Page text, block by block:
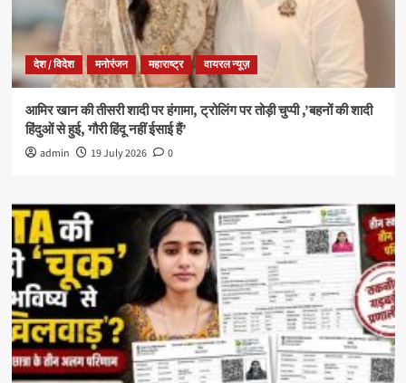
देश / विदेश मनोरंजन महाराष्ट्र वायरल न्यूज़
आमिर खान की तीसरी शादी पर हंगामा, ट्रोलिंग पर तोड़ी चुप्पी ,’बहनों की शादी
हिंदुओं से हुई, गौरी हिंदू नहीं ईसाई हैं’
admin 19 July 2026 0